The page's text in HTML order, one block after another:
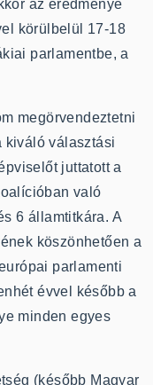
az eredménye
körülbelül 17-18
parlamentbe, a
megörvendeztetni
kiváló választási
juttatott a
való
6 államtitkára. A
köszönhetően a
parlamenti
évvel később a
minden egyes
(később Magyar